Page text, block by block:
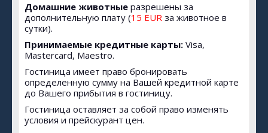
Домашние животныеразрешены за
дополнительную плату (15 EURза животное в
сутки).
Принимаемые кредитные карты: Visa,
Mastercard, Maestro.
Гостиница имеет право бронировать
определенную сумму на Вашей кредитной карте
до Вашего прибытия в гостиницу.
Гостиница оставляет за собой право изменять
условия и прейскурант цен.